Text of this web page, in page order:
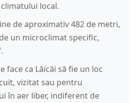
local.
de aproximativ 482 de metri,
un microclimat specific,
face ca Lăicăi să fie un loc
vizitat sau pentru
în aer liber, indiferent de